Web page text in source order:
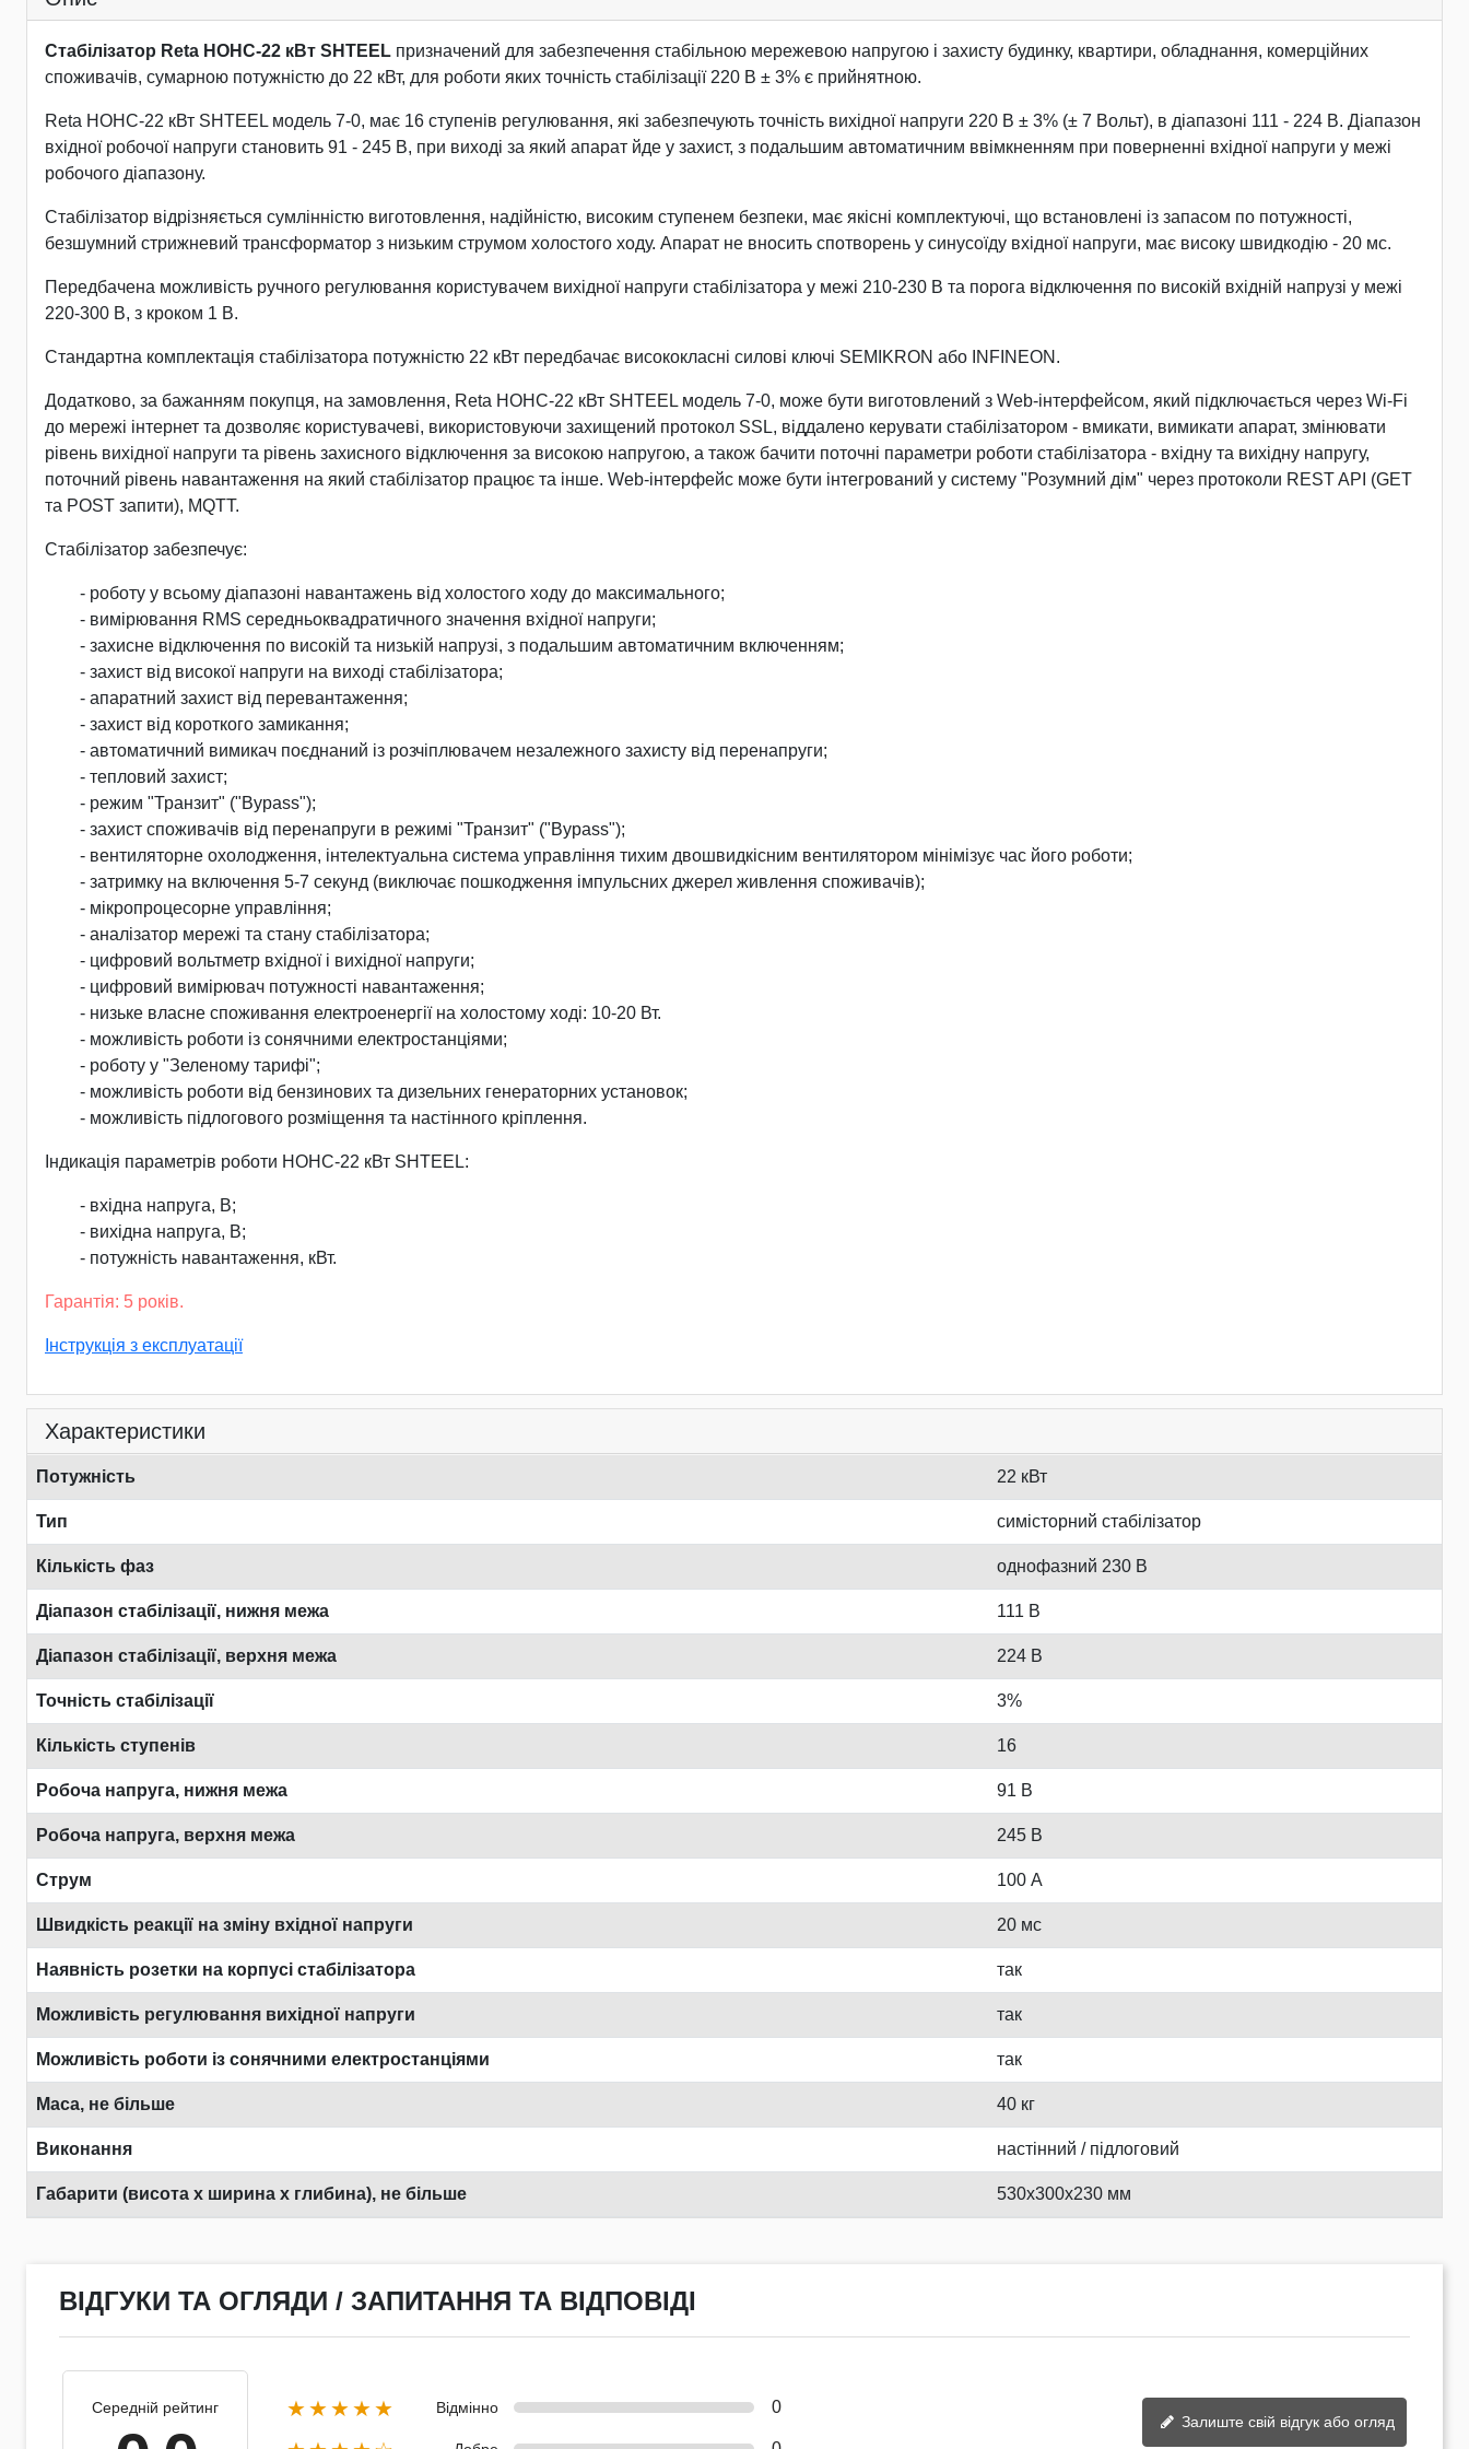
Стабілізатор Reta НОНС-22 кВт SHTEEL призначений для забезпечення стабільною мережевою напругою і захисту будинку, квартири, обладнання, комерційних
споживачів, сумарною потужністю до 22 кВт, для роботи яких точність стабілізації 220 В ± 3% є прийнятною.
Reta НОНС-22 кВт SHTEEL модель 7-0, має 16 ступенів регулювання, які забезпечують точність вихідної напруги 220 В ± 3% (± 7 Вольт), в діапазоні 111 - 224 В. Діапазон
вхідної робочої напруги становить 91 - 245 В, при виході за який апарат йде у захист, з подальшим автоматичним ввімкненням при поверненні вхідної напруги у межі
робочого діапазону.
Стабілізатор відрізняється сумлінністю виготовлення, надійністю, високим ступенем безпеки, має якісні комплектуючі, що встановлені із запасом по потужності,
безшумний стрижневий трансформатор з низьким струмом холостого ходу. Апарат не вносить спотворень у синусоїду вхідної напруги, має високу швидкодію - 20 мс.
Передбачена можливість ручного регулювання користувачем вихідної напруги стабілізатора у межі 210-230 В та порога відключення по високій вхідній напрузі у межі
220-300 В, з кроком 1 В.
Стандартна комплектація стабілізатора потужністю 22 кВт передбачає висококласні силові ключі SEMIKRON або INFINEON.
Додатково, за бажанням покупця, на замовлення, Reta НОНС-22 кВт SHTEEL модель 7-0, може бути виготовлений з Web-інтерфейсом, який підключається через Wi-Fi
до мережі інтернет та дозволяє користувачеві, використовуючи захищений протокол SSL, віддалено керувати стабілізатором - вмикати, вимикати апарат, змінювати
рівень вихідної напруги та рівень захисного відключення за високою напругою, а також бачити поточні параметри роботи стабілізатора - вхідну та вихідну напругу,
поточний рівень навантаження на який стабілізатор працює та інше. Web-інтерфейс може бути інтегрований у систему "Розумний дім" через протоколи REST API (GET
та POST запити), MQTT.
Стабілізатор забезпечує:
- роботу у всьому діапазоні навантажень від холостого ходу до максимального;
- вимірювання RMS середньоквадратичного значення вхідної напруги;
- захисне відключення по високій та низькій напрузі, з подальшим автоматичним включенням;
- захист від високої напруги на виході стабілізатора;
- апаратний захист від перевантаження;
- захист від короткого замикання;
- автоматичний вимикач поєднаний із розчіплювачем незалежного захисту від перенапруги;
- тепловий захист;
- режим "Транзит" ("Bypass");
- захист споживачів від перенапруги в режимі "Транзит" ("Bypass");
- вентиляторне охолодження, інтелектуальна система управління тихим двошвидкісним вентилятором мінімізує час його роботи;
- затримку на включення 5-7 секунд (виключає пошкодження імпульсних джерел живлення споживачів);
- мікропроцесорне управління;
- аналізатор мережі та стану стабілізатора;
- цифровий вольтметр вхідної і вихідної напруги;
- цифровий вимірювач потужності навантаження;
- низьке власне споживання електроенергії на холостому ході: 10-20 Вт.
- можливість роботи із сонячними електростанціями;
- роботу у "Зеленому тарифі";
- можливість роботи від бензинових та дизельних генераторних установок;
- можливість підлогового розміщення та настінного кріплення.
Індикація параметрів роботи НОНС-22 кВт SHTEEL:
- вхідна напруга, В;
- вихідна напруга, В;
- потужність навантаження, кВт.
Гарантія: 5 років.
Інструкція з експлуатації
Характеристики
Потужність 22 кВт
Тип симісторний стабілізатор
Кількість фаз однофазний 230 В
Діапазон стабілізації, нижня межа 111 В
Діапазон стабілізації, верхня межа 224 В
Точність стабілізації 3%
Кількість ступенів 16
Робоча напруга, нижня межа 91 В
Робоча напруга, верхня межа 245 В
Струм 100 А
Швидкість реакції на зміну вхідної напруги 20 мс
Наявність розетки на корпусі стабілізатора так
Можливість регулювання вихідної напруги так
Можливість роботи із сонячними електростанціями так
Маса, не більше 40 кг
Виконання настінний / підлоговий
Габарити (висота х ширина х глибина), не більше 530x300x230 мм
ВІДГУКИ ТА ОГЛЯДИ / ЗАПИТАННЯ ТА ВІДПОВІДІ
Середній рейтинг ★★★★★ Відмінно 0
Залиште свій відгук або огляд